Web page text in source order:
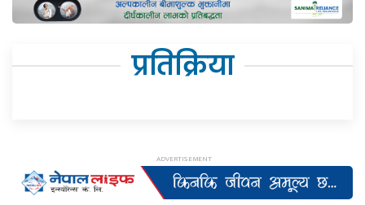
प्रतिक्रिया